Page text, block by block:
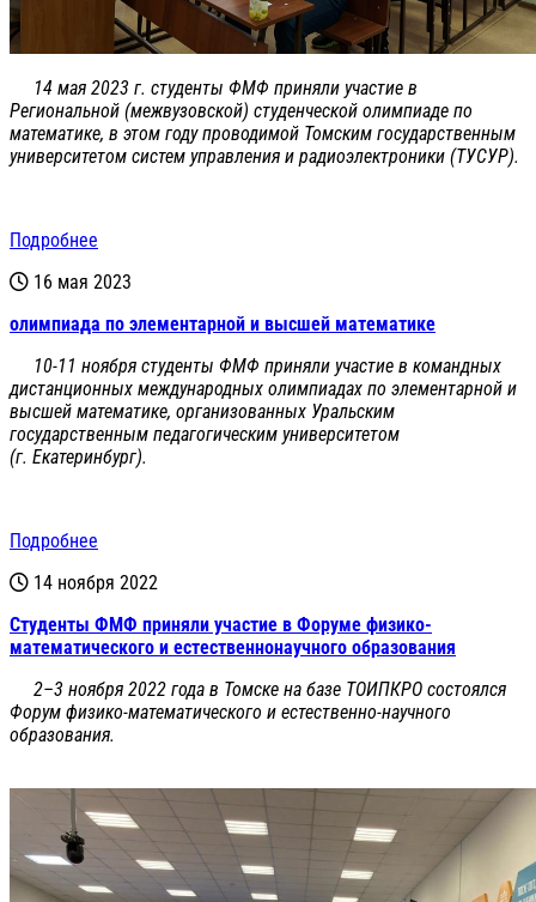
14 мая 2023 г. студенты ФМФ приняли участие в
Региональной (межвузовской) студенческой олимпиаде по
математике, в этом году проводимой Томским государственным
университетом систем управления и радиоэлектроники (ТУСУР).
Подробнее
16 мая 2023
олимпиада по элементарной и высшей математике
10-11 ноября студенты ФМФ приняли участие в командных
дистанционных международных олимпиадах по элементарной и
высшей математике, организованных Уральским
государственным педагогическим университетом
(г. Екатеринбург).
Подробнее
14 ноября 2022
Студенты ФМФ приняли участие в Форуме физико-
математического и естественнонаучного образования
2–3 ноября 2022 года в Томске на базе ТОИПКРО состоялся
Форум физико-математического и естественно-научного
образования.